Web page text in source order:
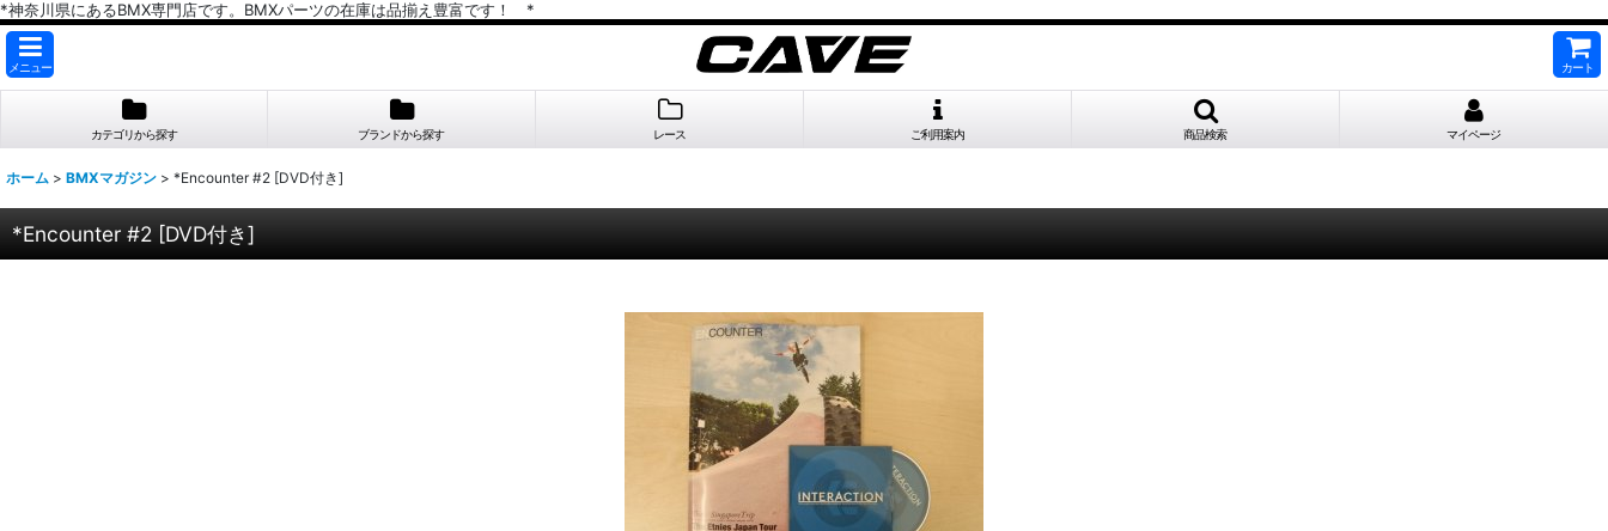
*神奈川県にあるBMX専門店です。BMXパーツの在庫は品揃え豊富です！ *
メニュー カート
カテゴリから探す ブランドから探す レース ご利用案内 商品検索 マイページ
ホーム > BMXマガジン > *Encounter #2 [DVD付き]
*Encounter #2 [DVD付き]